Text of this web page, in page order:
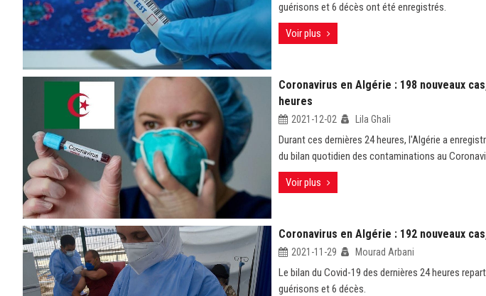
guérisons et 6 décès ont été enregistrés.
Voir plus
Coronavirus en Algérie : 198 nouveaux
heures
2021-12-02 Lila Ghali
Durant ces dernières 24 heures, l'Algérie a
du bilan quotidien des contaminations au
Voir plus
Coronavirus en Algérie : 192 nouveaux
2021-11-29 Mourad Arbani
Le bilan du Covid-19 des dernières 24 heures
guérisons et 6 décès.